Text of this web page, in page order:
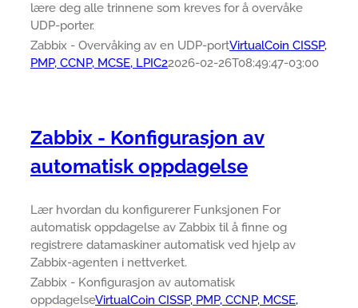
lære deg alle trinnene som kreves for å overvåke
UDP-porter.
Zabbix - Overvåking av en UDP-portVirtualCoin CISSP,
PMP, CCNP, MCSE, LPIC22026-02-26T08:49:47-03:00
Zabbix - Konfigurasjon av
automatisk oppdagelse
Lær hvordan du konfigurerer Funksjonen For
automatisk oppdagelse av Zabbix til å finne og
registrere datamaskiner automatisk ved hjelp av
Zabbix-agenten i nettverket.
Zabbix - Konfigurasjon av automatisk
oppdagelseVirtualCoin CISSP, PMP, CCNP, MCSE,